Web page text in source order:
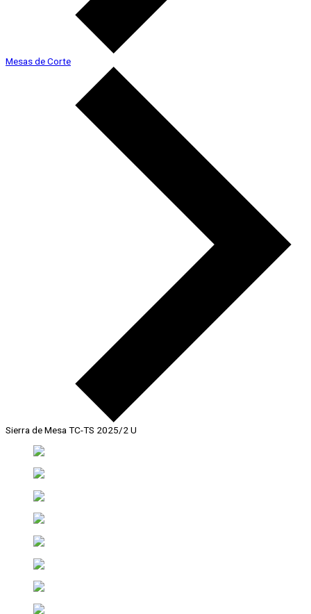
Mesas de Corte
Sierra de Mesa TC-TS 2025/2 U